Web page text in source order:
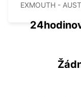
EXMOUTH -